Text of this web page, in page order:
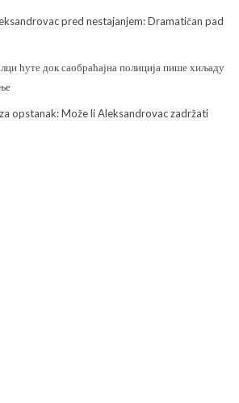
pred nestajanjem: Dramatičan pad
ћуте док саобраћајна полиција пише хиљаду
opstanak: Može li Aleksandrovac zadržati